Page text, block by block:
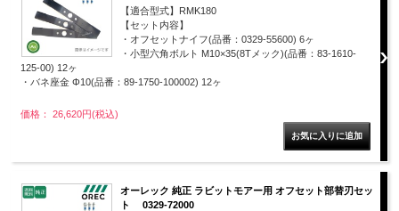
【適合型式】RMK180
【セット内容】
・オフセットナイフ(品番：0329-55600) 6ヶ
・小型六角ボルト M10×35(8Tメック)(品番：83-1610-
125-00) 12ヶ
・バネ座金 Φ10(品番：89-1750-100002) 12ヶ
価格： 26,620円(税込)
オーレック 純正 ラビットモアー用 オフセット部替刃セッ
ト 0329-72000